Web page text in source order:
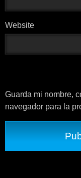
Website
Guarda mi nombre,
navegador para la